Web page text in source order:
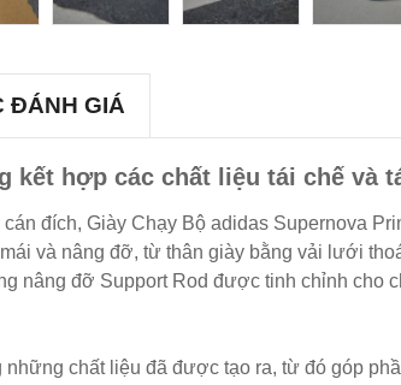
ĐÁNH GIÁ
kết hợp các chất liệu tái chế và
đích, Giày Chạy Bộ adidas Supernova
và nâng đỡ, từ thân giày bằng vải lưới
nâng đỡ Support Rod được tinh chỉnh cho
chất liệu đã được tạo ra, từ đó góp